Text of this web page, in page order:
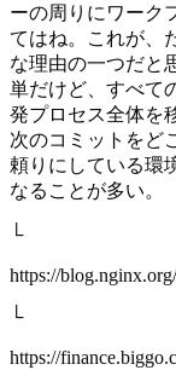
ーの周りにワーク
てはね。これが、
な理由の一つだと
単だけど、すべて
発プロセス全体を
次のコミットをど
頼りにしている環
なることが多い。
└
https://
└
https://